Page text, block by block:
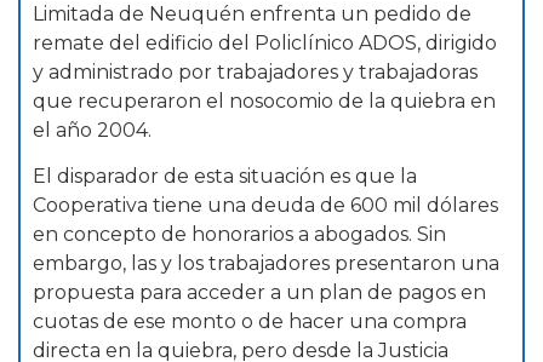
Limitada de Neuquén enfrenta un pedido de
remate del edificio del Policlínico ADOS, dirigido
y administrado por trabajadores y trabajadoras
que recuperaron el nosocomio de la quiebra en
el año 2004.
El disparador de esta situación es que la
Cooperativa tiene una deuda de 600 mil dólares
en concepto de honorarios a abogados. Sin
embargo, las y los trabajadores presentaron una
propuesta para acceder a un plan de pagos en
cuotas de ese monto o de hacer una compra
directa en la quiebra, pero desde la Justicia